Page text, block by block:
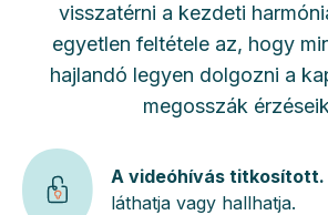
visszatérni a kezdeti
egyetlen feltétele az, hogy
hajlandó legyen dolgozni a
megosszák
A videóhívás titkosított.
láthatja vagy hallhatja.